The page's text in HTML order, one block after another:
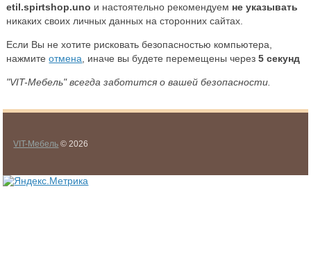
etil.spirtshop.uno и настоятельно рекомендуем не указывать
никаких своих личных данных на сторонних сайтах.
Если Вы не хотите рисковать безопасностью компьютера,
нажмитеотмена , иначе вы будете перемещены через5 секунд
"VIT-Мебель" всегда заботится о вашей безопасности.
VIT-Мебель © 2026